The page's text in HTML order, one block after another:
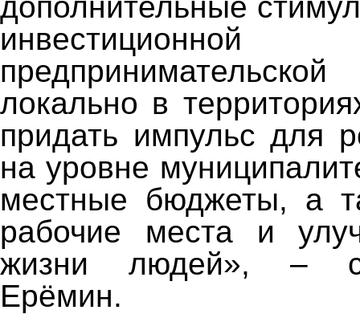
локально в
придать импульс для
на уровне
местные бюджеты, а
рабочие места и
жизни людей», –
Ерёмин.